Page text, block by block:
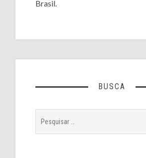
Brasil.
BUSCA